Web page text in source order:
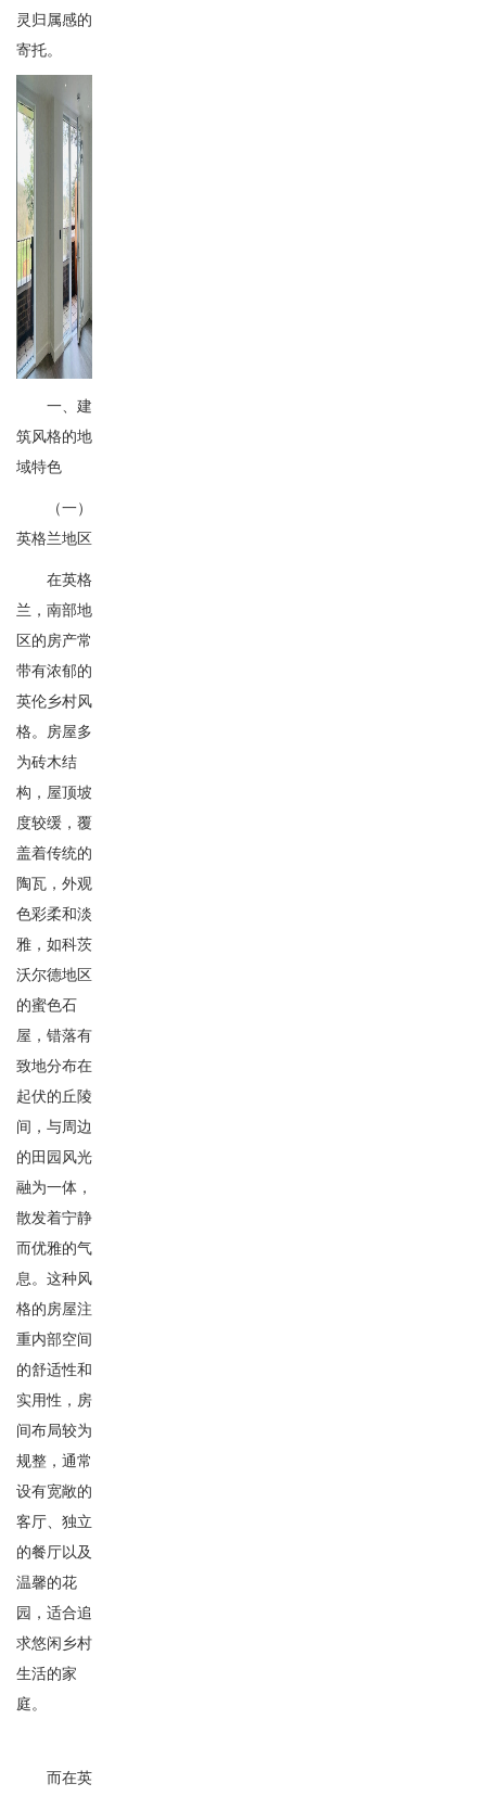
灵归属感的
寄托。
一、建
筑风格的地
域特色
（一）
英格兰地区
在英格
兰，南部地
区的房产常
带有浓郁的
英伦乡村风
格。房屋多
为砖木结
构，屋顶坡
度较缓，覆
盖着传统的
陶瓦，外观
色彩柔和淡
雅，如科茨
沃尔德地区
的蜜色石
屋，错落有
致地分布在
起伏的丘陵
间，与周边
的田园风光
融为一体，
散发着宁静
而优雅的气
息。这种风
格的房屋注
重内部空间
的舒适性和
实用性，房
间布局较为
规整，通常
设有宽敞的
客厅、独立
的餐厅以及
温馨的花
园，适合追
求悠闲乡村
生活的家
庭。
而在英